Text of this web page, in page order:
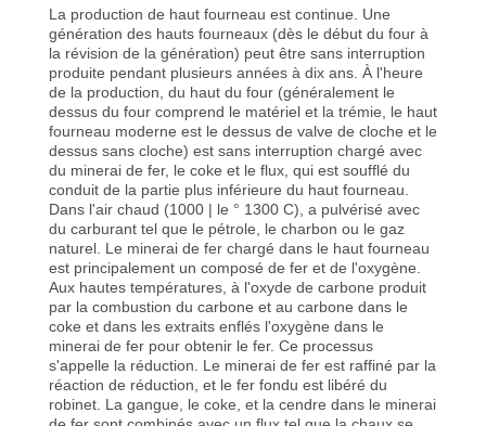
CONTRÔLE
QUALITÉ
CONTACTEZ-
NOUS
DEMANDEZ
UNE
CITATION
La production de haut fourneau est continue. Une
génération des hauts fourneaux (dès le début du four à
la révision de la génération) peut être sans interruption
produite pendant plusieurs années à dix ans. À l'heure
de la production, du haut du four (généralement le
dessus du four comprend le matériel et la trémie, le haut
fourneau moderne est le dessus de valve de cloche et le
dessus sans cloche) est sans interruption chargé avec
du minerai de fer, le coke et le flux, qui est soufflé du
conduit de la partie plus inférieure du haut fourneau.
Dans l'air chaud (1000 | le ° 1300 C), a pulvérisé avec
du carburant tel que le pétrole, le charbon ou le gaz
naturel. Le minerai de fer chargé dans le haut fourneau
est principalement un composé de fer et de l'oxygène.
Aux hautes températures, à l'oxyde de carbone produit
par la combustion du carbone et au carbone dans le
coke et dans les extraits enflés l'oxygène dans le
minerai de fer pour obtenir le fer. Ce processus
s'appelle la réduction. Le minerai de fer est raffiné par la
réaction de réduction, et le fer fondu est libéré du
robinet. La gangue, le coke, et la cendre dans le minerai